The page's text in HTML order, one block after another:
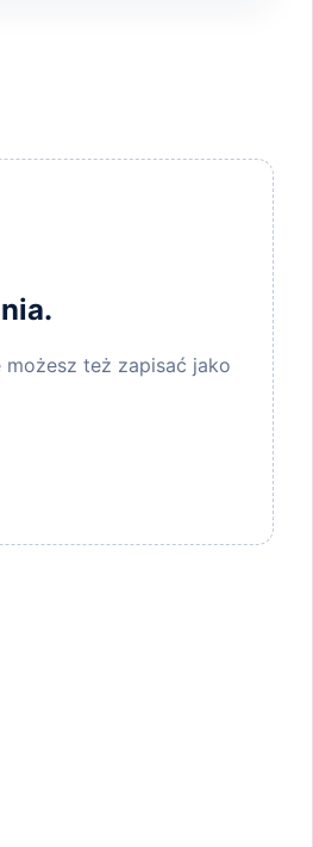
też zapisać jako